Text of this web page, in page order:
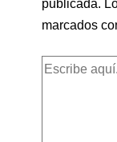
publicada.
marcados
Escribe